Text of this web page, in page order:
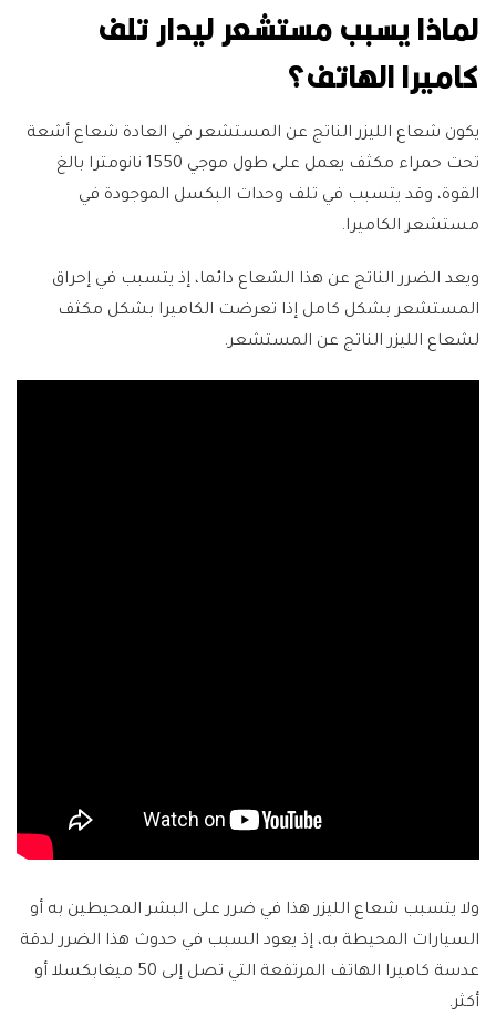
لماذا يسبب مستشعر ليدار تلف
كاميرا الهاتف؟
يكون شعاع الليزر الناتج عن المستشعر في العادة شعاع أشعة
تحت حمراء مكثف يعمل على طول موجي 1550 نانومترا بالغ
القوة، وقد يتسبب في تلف وحدات البكسل الموجودة في
مستشعر الكاميرا.
ويعد الضرر الناتج عن هذا الشعاع دائما، إذ يتسبب في إحراق
المستشعر بشكل كامل إذا تعرضت الكاميرا بشكل مكثف
لشعاع الليزر الناتج عن المستشعر.
ولا يتسبب شعاع الليزر هذا في ضرر على البشر المحيطين به أو
السيارات المحيطة به، إذ يعود السبب في حدوث هذا الضرر لدقة
عدسة كاميرا الهاتف المرتفعة التي تصل إلى 50 ميغابكسلا أو
أكثر.